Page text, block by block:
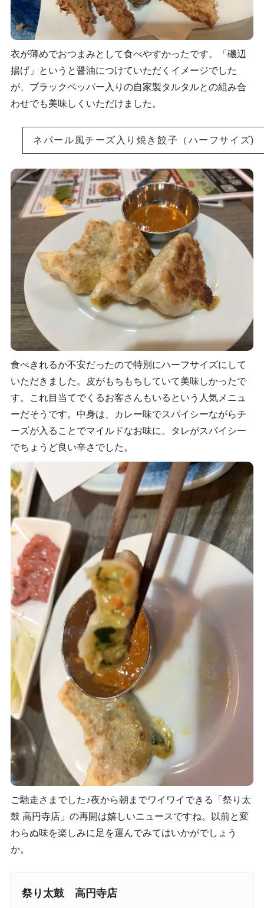
衣が薄めでおつまみとして食べやすかったです。「磯辺
揚げ」というと醤油につけていただくイメージでした
が、ブラックペッパー入りの自家製タルタルとの組み合
わせでも美味しくいただけました。
ネパール風チーズ入り焼き餃子（ハーフサイズ)
食べきれるか不安だったので特別にハーフサイズにして
いただきました。皮がもちもちしていて美味しかったで
す。これ目当てでくるお客さんもいるという人気メニュ
ーだそうです。中身は、カレー味でスパイシーながらチ
ーズが入ることでマイルドなお味に。タレがスパイシー
でちょうど良い辛さでした。
ご馳走さまでした♪夜から朝までワイワイできる「祭り太
鼓 高円寺店」の再開は嬉しいニュースですね。以前と変
わらぬ味を楽しみに足を運んでみてはいかがでしょう
か。
祭り太鼓 高円寺店